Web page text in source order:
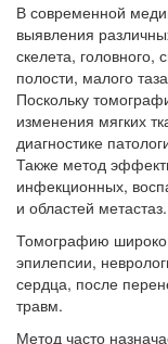
В современной
выявления
скелета, головного,
полости, малого
Поскольку
изменения мягких
диагностике
Также метод
инфекционных,
и областей метастаз.
Томографию широко
эпилепсии,
сердца, после
травм.
Метод часто